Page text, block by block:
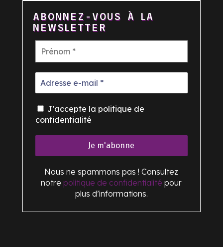
ABONNEZ-VOUS À LA
NEWSLETTER
J'accepte la politique de
confidentialité
Nous ne spammons pas ! Consultez
notre politique de confidentialité pour
plus d’informations.